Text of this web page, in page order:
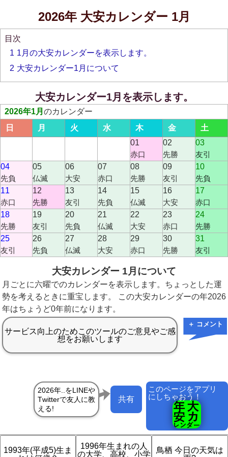
2026年 大安カレンダー 1月
目次
1 1月の大安カレンダーを表示します。
2 大安カレンダー1月について
大安カレンダー1月を表示します。
2026年1月 のカレンダー
日
月 火 水 木 金
土
01
赤口
02
先勝
03
友引
04
先負
05
仏滅
06
大安
07
赤口
08
先勝
09
友引
10
先負
11
赤口
12
先勝
13
友引
14
先負
15
仏滅
16
大安
17
赤口
18
先勝
19
友引
20
先負
21
仏滅
22
大安
23
赤口
24
先勝
25
友引
26
先負
27
仏滅
28
大安
29
赤口
30
先勝
31
友引
大安カレンダー 1月について
月ごとに六曜でのカレンダーを表示します。ちょっとした運
勢を考えるときに重宝します。 この大安カレンダーの年2026
年はちょうど0年前になります。
＋ コメント
このページをアプリ
にしちゃおう！
共有
1993年(平成5)生ま
1996年生まれの人
の大学、高校、小学
鳥栖 今日の天気は